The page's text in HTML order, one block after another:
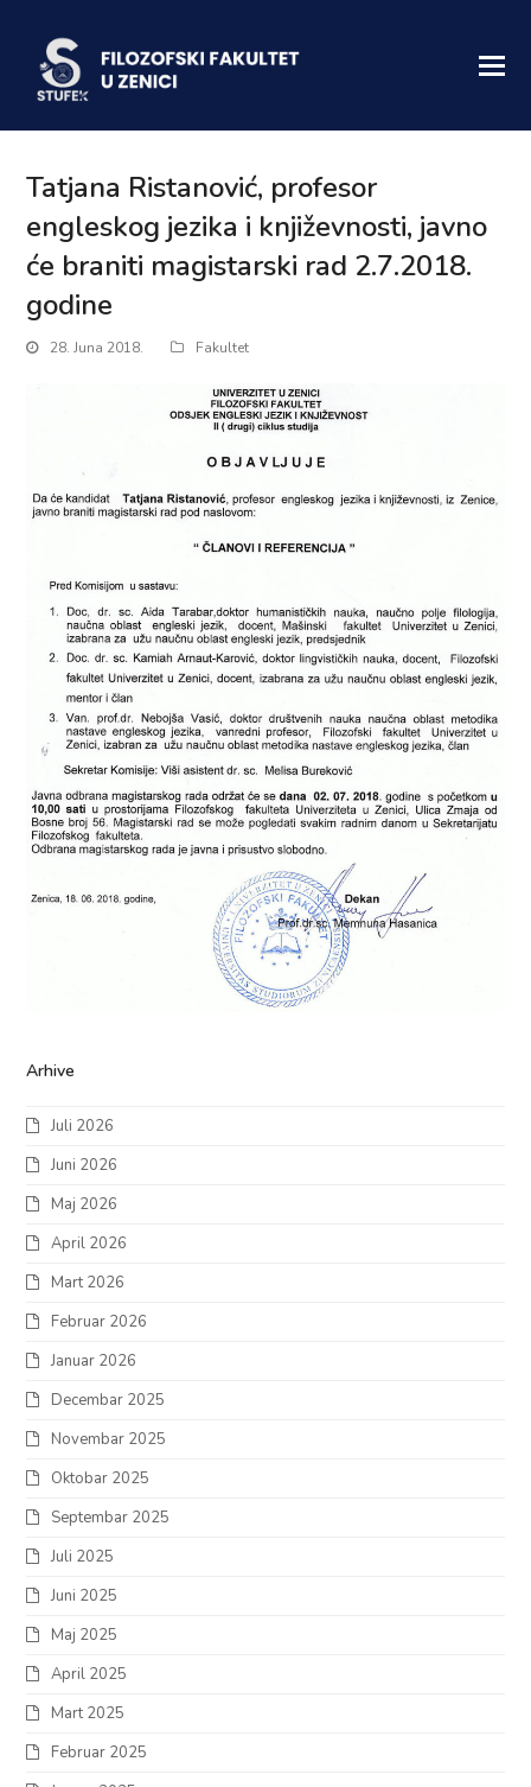
Tatjana Ristanović, profesor
engleskog jezika i književnosti, javno
će braniti magistarski rad 2.7.2018.
godine
28. Juna 2018. Fakultet
Arhive
Juli 2026
Juni 2026
Maj 2026
April 2026
Mart 2026
Februar 2026
Januar 2026
Decembar 2025
Novembar 2025
Oktobar 2025
Septembar 2025
Juli 2025
Juni 2025
Maj 2025
April 2025
Mart 2025
Februar 2025